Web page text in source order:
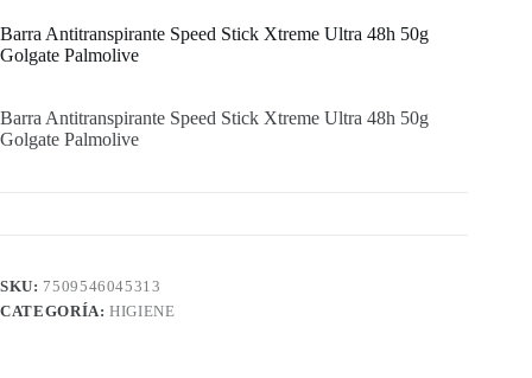
Barra Antitranspirante Speed Stick Xtreme Ultra 48h 50g
Golgate Palmolive
Barra Antitranspirante Speed Stick Xtreme Ultra 48h 50g
Golgate Palmolive
SKU: 7509546045313
CATEGORÍA:HIGIENE